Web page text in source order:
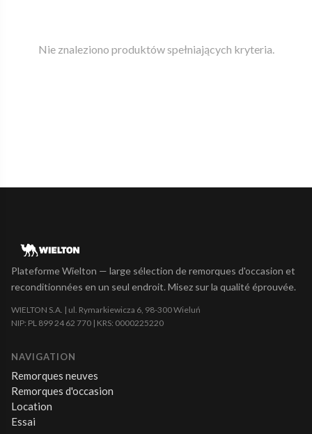
Nie znaleziono produktów spełniających kryteria.
Plateforme Wielton — large sélection de remorques d'occasion et
reconditionnées en un seul endroit. Misez sur la qualité éprouvée.
WIELTON S.A. | ul. Rymarkiewicza 6, 98-300 Wieluń
NIP: PL 899 24 62 770 | KRS: 0000225220
NAVIGATION
Remorques neuves
Remorques d'occasion
Location
Essai